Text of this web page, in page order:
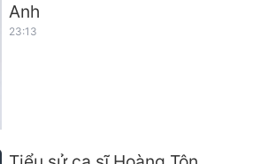
Anh
23:13